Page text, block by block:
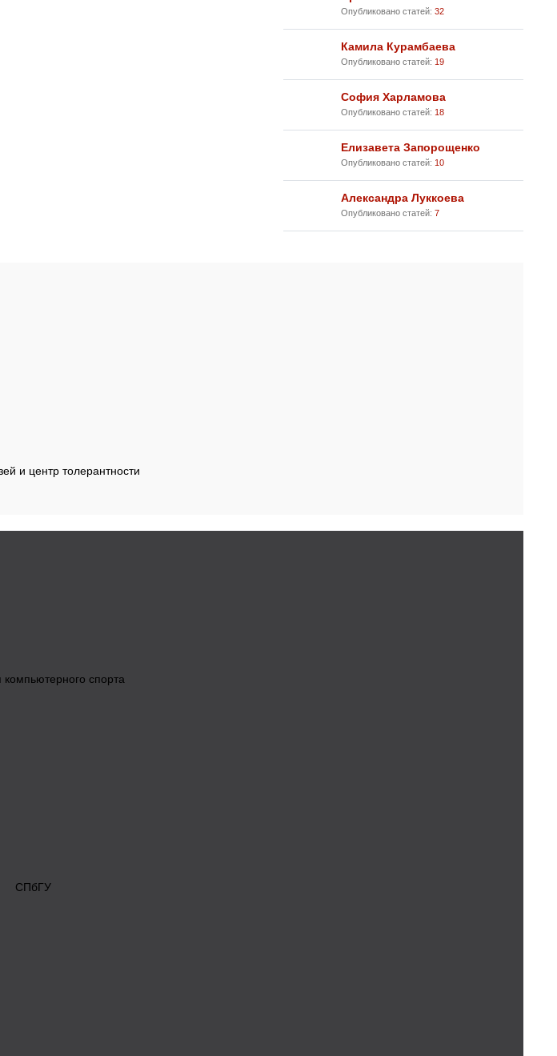
Опубликовано статей: 32
Камила Курамбаева
Опубликовано статей: 19
София Харламова
Опубликовано статей: 18
Елизавета Запорощенко
Опубликовано статей: 10
Александра Луккоева
Опубликовано статей: 7
и центр толерантности
спорта
СПбГУ